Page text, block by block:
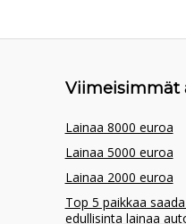
Viimeisimmät
Lainaa 8000 euroa
Lainaa 5000 euroa
Lainaa 2000 euroa
Top 5 paikkaa
edullisinta lainaa